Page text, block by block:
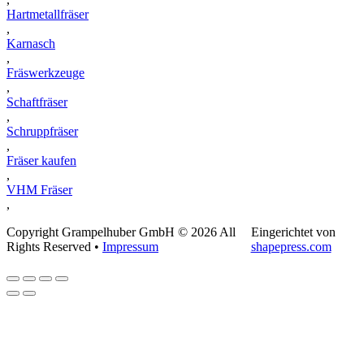
Hartmetallfräser
,
Karnasch
,
Fräswerkzeuge
,
Schaftfräser
,
Schruppfräser
,
Fräser kaufen
,
VHM Fräser
,
Copyright Grampelhuber GmbH © 2026 All
Rights Reserved • Impressum
Eingerichtet von
shapepress.com